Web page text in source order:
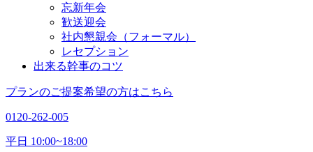
忘新年会
歓送迎会
社内懇親会（フォーマル）
レセプション
出来る幹事のコツ
プランのご提案希望の方はこちら
0120-262-005
平日 10:00~18:00